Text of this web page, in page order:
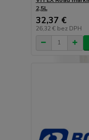
2,5L
32,37 €
26,32 € bez DPH